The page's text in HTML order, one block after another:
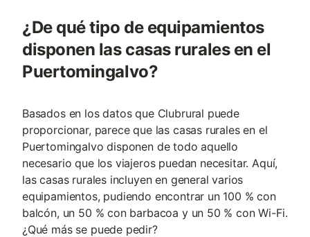
¿De qué tipo de equipamientos
disponen las casas rurales en el
Puertomingalvo?
Basados en los datos que Clubrural puede
proporcionar, parece que las casas rurales en el
Puertomingalvo disponen de todo aquello
necesario que los viajeros puedan necesitar. Aquí,
las casas rurales incluyen en general varios
equipamientos, pudiendo encontrar un 100 % con
balcón, un 50 % con barbacoa y un 50 % con Wi-Fi.
¿Qué más se puede pedir?